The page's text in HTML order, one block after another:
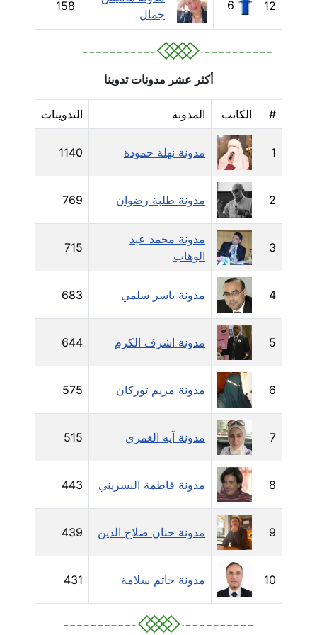
مدونة خالد العامري
مدونة خالد دومه
مدونة خالد صالح
عاملة
مدونة خالد عويس
عاملة
مدونة خالد منير
عاملة
مدونة خليل السيد
عاملة
مدونة خولة سعيدان
عاملة
مدونة داليا السعيد
موقوف
مدونة داليا فاروق
عاملة
مدونة داليا نور
عاملة
مدونة دعاء البدري
عاملة
مدونة دعاء الجابي
12
6
جمال
158
أكثر عشر مدونات تدوينا
# الكاتب المدونة التدوينات
1 مدونة نهلة حمودة 1140
2 مدونة طلبة رضوان 769
3
مدونة محمد عبد
الوهاب
715
4 مدونة ياسر سلمي 683
5 مدونة اشرف الكرم 644
6 مدونة مريم توركان 575
7 مدونة آيه الغمري 515
8 مدونة فاطمة البسريني 443
9 مدونة حنان صلاح الدين 439
10 مدونة حاتم سلامة 431